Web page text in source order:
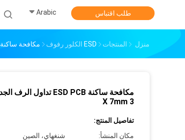
Arabic طلب اقتباس
منزل المنتجات ESD الكلور رفوف مكافحة ساكنة ESD PCB تداول الرف الجدول العلوي U نوع 3 X 7mm
3 X 7mm
تفاصيل المنتج:
مكان المنشأ:
شنغهاي، الصين